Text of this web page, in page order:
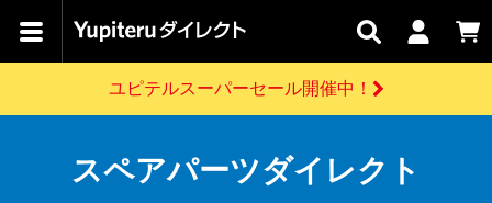
カテゴリで
キャン
ペーン
関連
サービス
お問い
合わせ
はじめての
レーダー探知機
製品登録や最新情報はこちら
開催中のキャンペーン
お買い物ガイド
ドライブレコーダーを比較して探す レーダー探知機
ログインする
Yupiteruダイレクトの商品を
ユピテルスーパーセール開催中！
スペアパーツダイレクト